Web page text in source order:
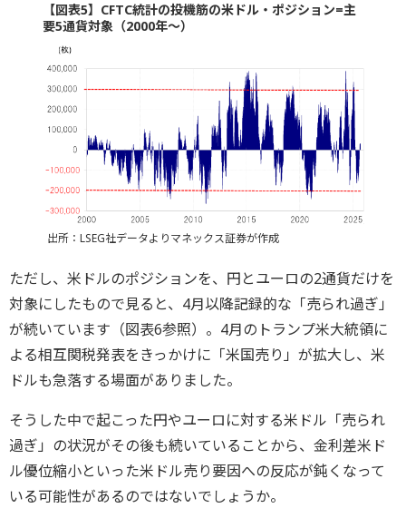
【図表5】CFTC統計の投機筋の米ドル・ポジション=主
要5通貨対象（2000年～）
出所：LSEG社データよりマネックス証券が作成
ただし、米ドルのポジションを、円とユーロの2通貨だけを
対象にしたもので見ると、4月以降記録的な「売られ過ぎ」
が続いています（図表6参照）。4月のトランプ米大統領に
よる相互関税発表をきっかけに「米国売り」が拡大し、米
ドルも急落する場面がありました。
そうした中で起こった円やユーロに対する米ドル「売られ
過ぎ」の状況がその後も続いていることから、金利差米ド
ル優位縮小といった米ドル売り要因への反応が鈍くなって
いる可能性があるのではないでしょうか。